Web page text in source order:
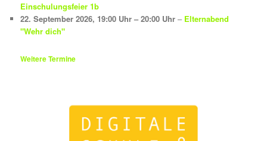
Einschulungsfeier 1b
22. September 2026, 19:00 Uhr – 20:00 Uhr – Elternabend
"Wehr dich"
Weitere Termine